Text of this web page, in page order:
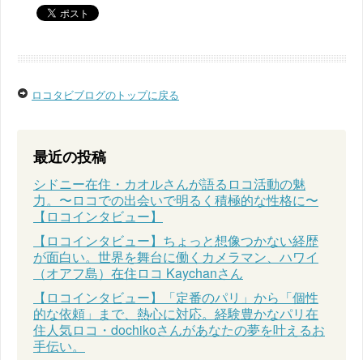
ロコタビブログのトップに戻る
最近の投稿
シドニー在住・カオルさんが語るロコ活動の魅
力。〜ロコでの出会いで明るく積極的な性格に〜
【ロコインタビュー】
【ロコインタビュー】ちょっと想像つかない経歴
が面白い。世界を舞台に働くカメラマン、ハワイ
（オアフ島）在住ロコ Kaychanさん
【ロコインタビュー】「定番のパリ」から「個性
的な依頼」まで、熱心に対応。経験豊かなパリ在
住人気ロコ・dochikoさんがあなたの夢を叶えるお
手伝い。